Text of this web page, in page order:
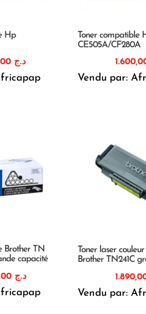
Hp
د.ج
Toner compatible
CE505A/CF280A
Vendu par:
Brother TN
capacité
د.ج
Toner laser
Brother TN241C
Vendu par: